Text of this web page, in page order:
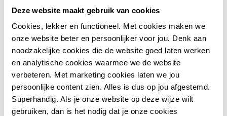
Deze website maakt gebruik van cookies
Cookies, lekker en functioneel. Met cookies maken we
onze website beter en persoonlijker voor jou. Denk aan
noodzakelijke cookies die de website goed laten werken
en analytische cookies waarmee we de website
verbeteren. Met marketing cookies laten we jou
persoonlijke content zien. Alles is dus op jou afgestemd.
Superhandig. Als je onze website op deze wijze wilt
gebruiken, dan is het nodig dat je onze cookies